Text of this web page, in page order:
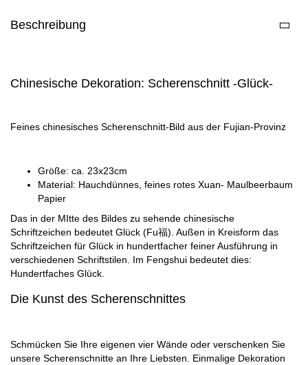
Beschreibung
Chinesische Dekoration: Scherenschnitt -Glück-
Feines chinesisches Scherenschnitt-Bild aus der Fujian-Provinz
Größe: ca. 23x23cm
Material: Hauchdünnes, feines rotes Xuan- Maulbeerbaum
Papier
Das in der MItte des Bildes zu sehende chinesische
Schriftzeichen bedeutet Glück (Fu福). Außen in Kreisform das
Schriftzeichen für Glück in hundertfacher feiner Ausführung in
verschiedenen Schriftstilen. Im Fengshui bedeutet dies:
Hundertfaches Glück.
Die Kunst des Scherenschnittes
Schmücken Sie Ihre eigenen vier Wände oder verschenken Sie
unsere Scherenschnitte an Ihre Liebsten. Einmalige Dekoration